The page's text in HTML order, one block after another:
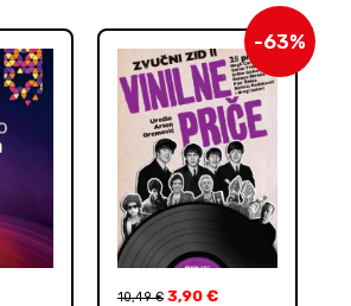
-63%
10,49€ 3,90 €